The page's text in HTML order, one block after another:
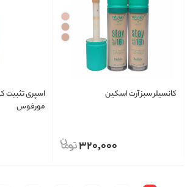
کانسیلر سبز آرت اسکین
320,000
مورفوس